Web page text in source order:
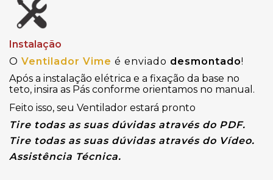
Instalação
O Ventilador Vime é enviado desmontado!
Após a instalação elétrica e a fixação da base no
teto, insira as Pás conforme orientamos no manual.
Feito isso, seu Ventilador estará pronto
Tire todas as suas dúvidas através do PDF.
Tire todas as suas dúvidas através do Vídeo.
Assistência Técnica.